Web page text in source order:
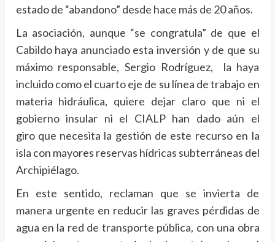
estado de “abandono” desde hace más de 20 años.
La asociación, aunque “se congratula” de que el
Cabildo haya anunciado esta inversión y de que su
máximo responsable, Sergio Rodríguez, la haya
incluido como el cuarto eje de su línea de trabajo en
materia hidráulica, quiere dejar claro que ni el
gobierno insular ni el CIALP han dado aún el
giro que necesita la gestión de este recurso en la
isla con mayores reservas hídricas subterráneas del
Archipiélago.
En este sentido, reclaman que se invierta de
manera urgente en reducir las graves pérdidas de
agua en la red de transporte pública, con una obra